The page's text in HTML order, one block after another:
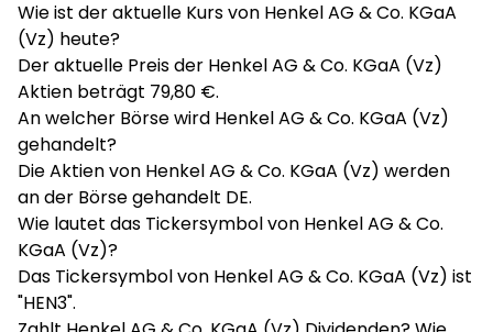
Wie ist der aktuelle Kurs von Henkel AG & Co. KGaA
(Vz) heute?
Der aktuelle Preis der Henkel AG & Co. KGaA (Vz)
Aktien beträgt 79,80 €.
An welcher Börse wird Henkel AG & Co. KGaA (Vz)
gehandelt?
Die Aktien von Henkel AG & Co. KGaA (Vz) werden
an der Börse gehandelt DE.
Wie lautet das Tickersymbol von Henkel AG & Co.
KGaA (Vz)?
Das Tickersymbol von Henkel AG & Co. KGaA (Vz) ist
"HEN3".